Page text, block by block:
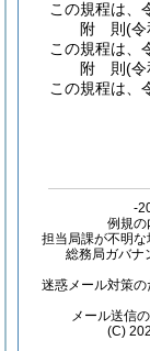
この規程は、
附 則(令
この規程は、
附 則(令
この規程は、
-
例規の
担当局課が不明な
総務局ガバナ
迷惑メール対策
メール送信
(C)